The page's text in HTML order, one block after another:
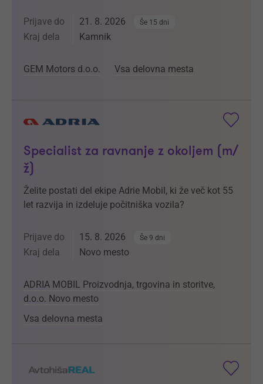
Prijave do 21. 8. 2026 Še 15 dni
Kraj dela Kamnik
GEM Motors d.o.o. Vsa delovna mesta
Specialist za ravnanje z okoljem (m/
ž)
Želite postati del ekipe Adrie Mobil, ki že več kot 55
let razvija in izdeluje počitniška vozila?
Prijave do 15. 8. 2026 Še 9 dni
Kraj dela Novo mesto
ADRIA MOBIL Proizvodnja, trgovina in storitve,
d.o.o. Novo mesto
Vsa delovna mesta